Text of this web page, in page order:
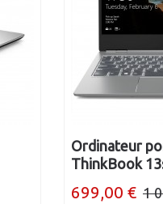
Ordinateur
ThinkBook
699,00 € 1